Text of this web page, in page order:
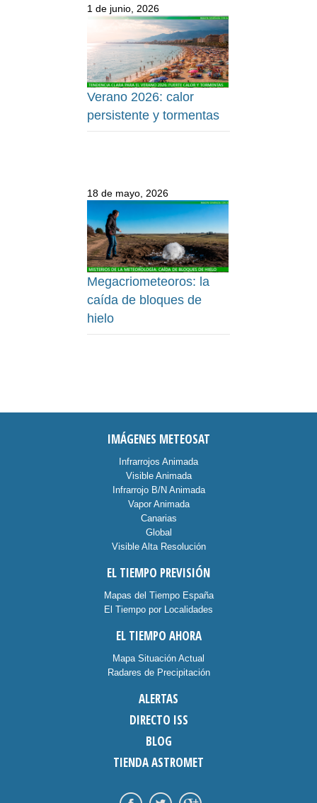
1 de junio, 2026
Verano 2026: calor
persistente y tormentas
18 de mayo, 2026
Megacriometeoros: la
caída de bloques de
hielo
IMÁGENES METEOSAT
Infrarrojos Animada
Visible Animada
Infrarrojo B/N Animada
Vapor Animada
Canarias
Global
Visible Alta Resolución
EL TIEMPO PREVISIÓN
Mapas del Tiempo España
El Tiempo por Localidades
EL TIEMPO AHORA
Mapa Situación Actual
Radares de Precipitación
ALERTAS
DIRECTO ISS
BLOG
TIENDA ASTROMET